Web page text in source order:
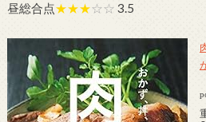
昼総合点★★★☆☆ 3.5